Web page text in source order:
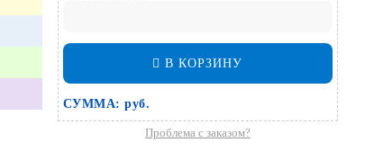
В КОРЗИНУ
СУММА: руб.
Проблема с заказом?